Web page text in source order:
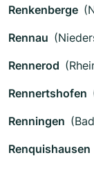
Renkenberge
Rennau
Rennerod
Rennertshofen
Renningen
Renquishausen